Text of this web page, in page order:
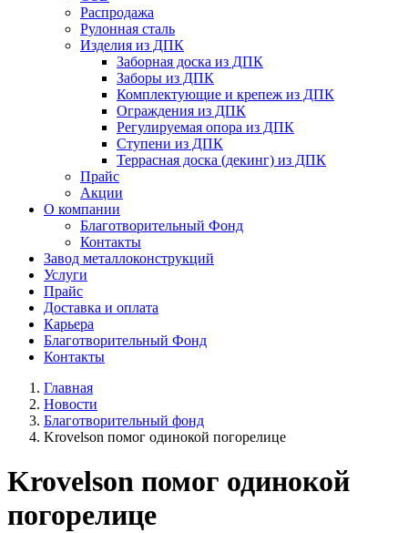
Распродажа
Рулонная сталь
Изделия из ДПК
Заборная доска из ДПК
Заборы из ДПК
Комплектующие и крепеж из ДПК
Ограждения из ДПК
Регулируемая опора из ДПК
Ступени из ДПК
Террасная доска (декинг) из ДПК
Прайс
Акции
О компании
Благотворительный Фонд
Контакты
Завод металлоконструкций
Услуги
Прайс
Доставка и оплата
Карьера
Благотворительный Фонд
Контакты
Главная
Новости
Благотворительный фонд
Krovelson помог одинокой погорелице
Krovelson помог одинокой
погорелице